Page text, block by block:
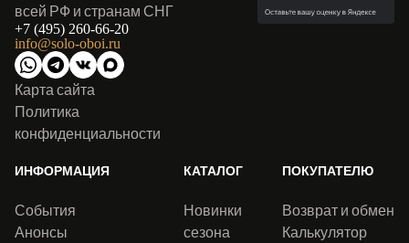
всей РФ и странам СНГ
+7 (495) 260-66-20
info@solo-oboi.ru
Карта сайта
Политика
конфиденциальности
ИНФОРМАЦИЯ
События
Анонсы
КАТАЛОГ
Новинки
сезона
ПОКУПАТЕЛЮ
Возврат и обмен
Калькулятор